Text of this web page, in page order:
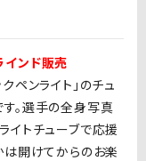
ンド販売
ペンライト」のチュ
。選手の全身写真
イトチューブで応援
は開けてからのお楽